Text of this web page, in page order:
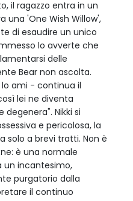
il ragazzo entra in un
una 'One Wish Willow',
di esaudire un unico
lo avverte che
delle
Bear non ascolta.
lo ami - continua il
lei ne diventa
degenera". Nikki si
e pericolosa, la
solo a brevi tratti. Non è
è una normale
un incantesimo,
purgatorio dalla
il continuo